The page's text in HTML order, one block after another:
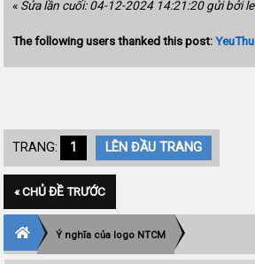
« Sửa lần cuối: 04-12-2024 14:21:20 gửi bởi
The following users thanked this post:
TRANG: 1 LÊN ĐẦU TRANG
« CHỦ ĐỀ TRƯỚC
Ý nghĩa của logo NTCM